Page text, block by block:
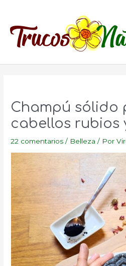
contenido
Champú sólido
cabellos rubios
22 comentarios / Belleza / Por